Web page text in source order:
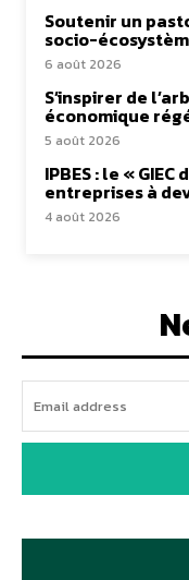
Soutenir un
socio-
6 août 2026
S’inspirer de
économique
5 août 2026
IPBES : le «
entreprises à
4 août 2026